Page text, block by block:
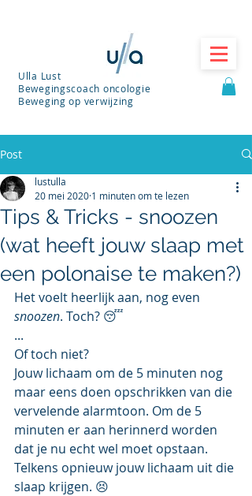
Ulla Lust
Bewegingscoach oncologie
Beweging op verwijzing
Post
Tips & Tricks - snoozen
(wat heeft jouw slaap met
een polonaise te maken?)
lustulla
20 mei 2020 1 minuten om te lezen
Het voelt heerlijk aan, nog even
snoozen. Toch? 😴
...
Of toch niet?
Jouw lichaam om de 5 minuten nog
maar eens doen opschrikken van die
vervelende alarmtoon. Om de 5
minuten er aan herinnerd worden
dat je nu echt wel moet opstaan.
Telkens opnieuw jouw lichaam uit die
slaap krijgen. 😣